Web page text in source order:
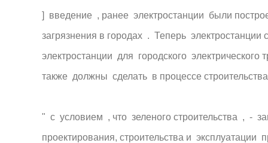
] введение , ранее электростанции были
загрязнения в городах . Теперь
электростанции для городского
также должны сделать в процессе
" с условием , что зеленого строительства , -
проектирования, строительства и